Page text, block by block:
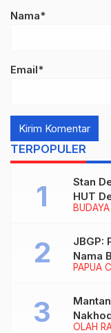
Nama*
Email*
TERPOPULER
Stan
HUT
PAPUA
JBGP:
Nama
OLAH